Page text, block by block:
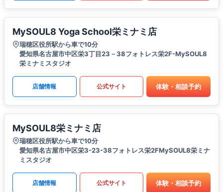
MySOUL8 Yoga School栄ミナミ店
瑞穂区役所駅から車で10分
愛知県名古屋市中区栄3丁目23－38フォトレス栄2F-MySOUL8
栄ミナミスタジオ
店舗情報 公式サイト 体験・相談予約
MySOUL8栄ミナミ店
瑞穂区役所駅から車で10分
愛知県名古屋市中区栄3-23-38フォトレス栄2FMySOUL8栄ミナ
ミスタジオ
店舗情報 公式サイト 体験・相談予約